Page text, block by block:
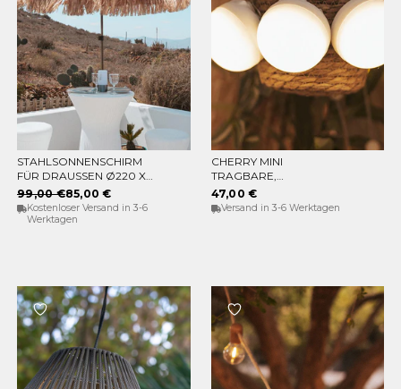
IN DEN WARENKORB
STAHLSONNENSCHIRM
FÜR DRAUSSEN Ø220 X 2
30CM
99,00 €85,00 €
Kostenloser Versand in 3-6
Werktagen
IN DEN WARENKORB
CHERRY MINI
TRAGBARE,
WIEDERAUFLADBARE
GLÜHBIRNE (PACKUNG
47,00 €
Versand in 3-6 Werktagen